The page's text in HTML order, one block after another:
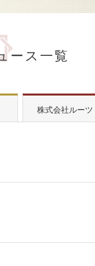
ース一覧
株式会社ルーツ